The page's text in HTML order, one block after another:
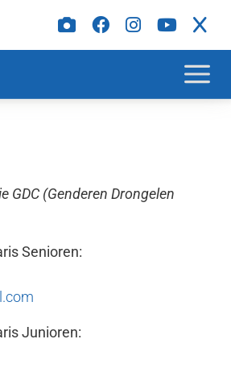
GDC (Genderen Drongelen
Senioren:
Junioren: